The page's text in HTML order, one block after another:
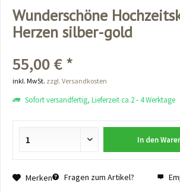
Wunderschöne
Herzen silber-gold
55,00 € *
inkl. MwSt. zzgl. Versandkosten
Sofort versandfertig, Lieferzeit ca.2 - 4 Werktage
In den
Merken Fragen zum Artikel?